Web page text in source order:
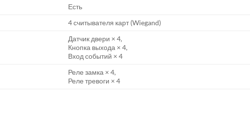
Есть
4 считывателя карт (Wiegand)
Датчик двери × 4,
Кнопка выхода × 4,
Вход событий × 4
Реле замка × 4,
Реле тревоги × 4